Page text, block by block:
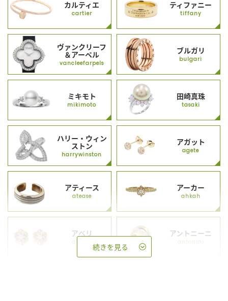
カルティエ
cartier
ティファニー
tiffany
ヴァンクリーフ
＆アーペル
vancleefarpels
ブルガリ
bulgari
ミキモト
mikimoto
田崎真珠
tasaki
ハリー・ウィン
ストン
harrywinston
アガット
agete
アティース
atease
アーカー
ahkah
アベリ
abheri
アントニーニ
antonini
続きを見る